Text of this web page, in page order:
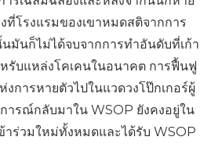
ที่โรงแรมของเขาหมดสติจากการ
มันก็ไม่ได้จบจากการทำอันดับที่เก้า
หรับแหล่งโคเคนในอนาคต การฟื้นฟู
การหายตัวไปในแวดวงโป๊กเกอร์ผู้
ารณ์กลับมาใน WSOP ยังคงอยู่ใน
าร่วมใหม่ทั้งหมดและได้รับ WSOP